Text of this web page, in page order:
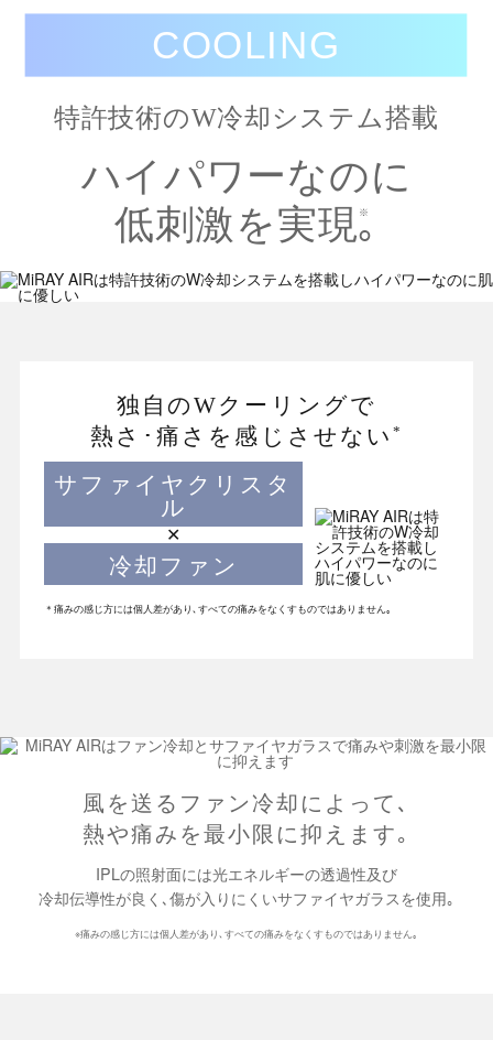
COOLING
特許技術のW冷却システム搭載
ハイパワーなのに
低刺激を実現｡
※
独自のWクーリングで
熱さ･痛さを感じさせない *
サファイヤクリスタ
ル
✕
冷却ファン
＊痛みの感じ方には個人差があり､すべての痛みをなくすものではありません｡
風を送るファン冷却によって､
熱や痛みを最小限に抑えます｡
IPLの照射面には光エネルギーの透過性及び
冷却伝導性が良く､傷が入りにくいサファイヤガラスを使用｡
※痛みの感じ方には個人差があり､すべての痛みをなくすものではありません｡